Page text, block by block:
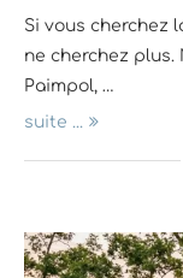
Si vous cherchez
ne cherchez plus.
Paimpol, …
suite ...